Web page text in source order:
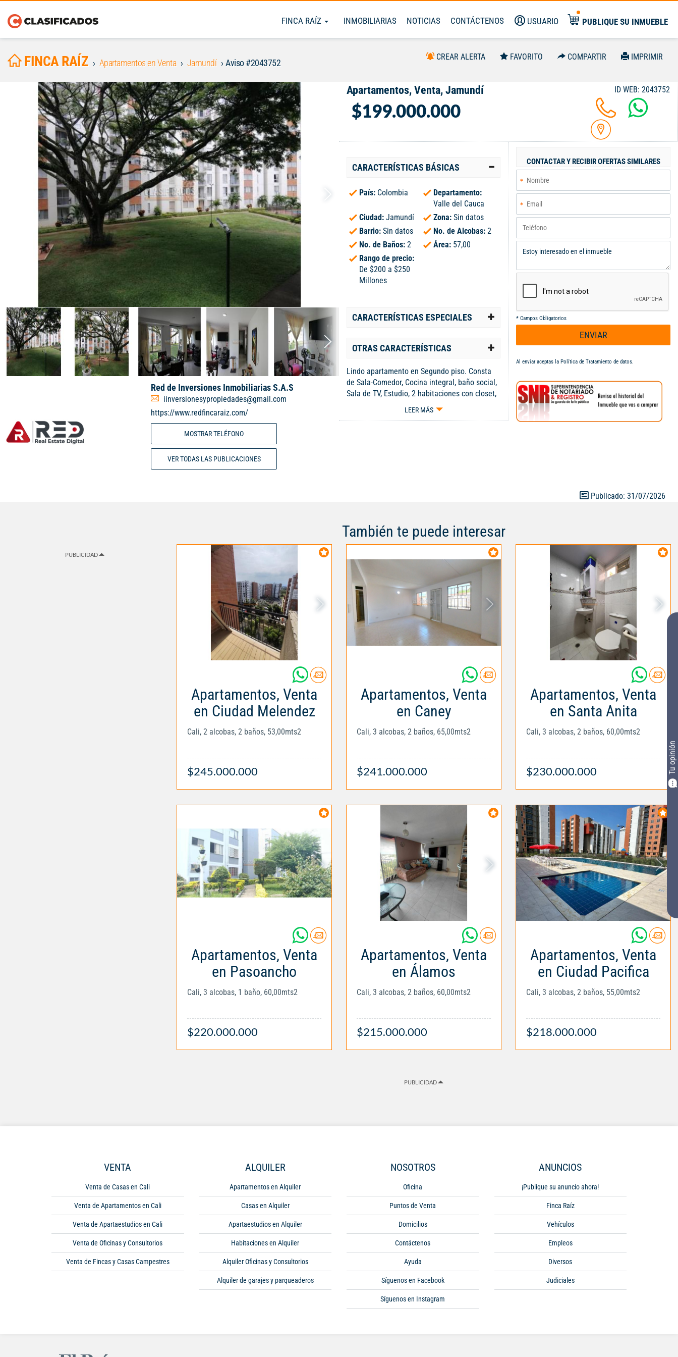
FINCA RAÍZ INMOBILIARIAS NOTICIAS CONTÁCTENOS USUARIO PUBLIQUE SU INMUEBLE
Tu opinión
FINCA RAÍZ Apartamentos en Venta Jamundí Aviso #2043752
CREAR ALERTA FAVORITO COMPARTIR IMPRIMIR
Red de Inversiones Inmobiliarias S.A.S
iinversionesypropiedades@gmail.com
https://www.redfincaraiz.com/
MOSTRAR TELÉFONO
VER TODAS LAS PUBLICACIONES
Apartamentos, Venta, Jamundí
$199.000.000
ID WEB: 2043752
CARACTERÍSTICAS BÁSICAS
País: Colombia
Departamento:
Valle del Cauca
Ciudad: Jamundí Zona: Sin datos
Barrio: Sin datos No. de Alcobas: 2
No. de Baños: 2 Área: 57,00
Rango de precio:
De $200 a $250
Millones
CARACTERÍSTICAS ESPECIALES
OTRAS CARACTERÍSTICAS
Lindo apartamento en Segundo piso. Consta
de Sala-Comedor, Cocina integral, baño social,
Sala de TV, Estudio, 2 habitaciones con closet,
la principal con baño, Balcón. PARQUEADERO
PROPIO. Ascensor. La Unidad Residencial
LEER MÁS
CONTACTAR Y RECIBIR OFERTAS SIMILARES
* Campos Obligatorios
ENVIAR
Al enviar aceptas la Política de Tratamiento de datos.
Publicado: 31/07/2026
PUBLICIDAD
También te puede interesar
Apartamentos, Venta
en Ciudad Melendez
Cali, 2 alcobas, 2 baños, 53,00mts2
$245.000.000
Apartamentos, Venta
en Caney
Cali, 3 alcobas, 2 baños, 65,00mts2
$241.000.000
Apartamentos, Venta
en Santa Anita
Cali, 3 alcobas, 2 baños, 60,00mts2
$230.000.000
Apartamentos, Venta
en Pasoancho
Cali, 3 alcobas, 1 baño, 60,00mts2
$220.000.000
Apartamentos, Venta
en Álamos
Cali, 3 alcobas, 2 baños, 60,00mts2
$215.000.000
Apartamentos, Venta
en Ciudad Pacifica
Cali, 3 alcobas, 2 baños, 55,00mts2
$218.000.000
PUBLICIDAD
VENTA
Venta de Casas en Cali
Venta de Apartamentos en Cali
Venta de Apartaestudios en Cali
Venta de Oficinas y Consultorios
Venta de Fincas y Casas Campestres
ALQUILER
Apartamentos en Alquiler
Casas en Alquiler
Apartaestudios en Alquiler
Habitaciones en Alquiler
Alquiler Oficinas y Consultorios
Alquiler de garajes y parqueaderos
NOSOTROS
Oficina
Puntos de Venta
Domicilios
Contáctenos
Ayuda
Síguenos en Facebook
Síguenos en Instagram
ANUNCIOS
¡Publique su anuncio ahora!
Finca Raíz
Vehículos
Empleos
Diversos
Judiciales